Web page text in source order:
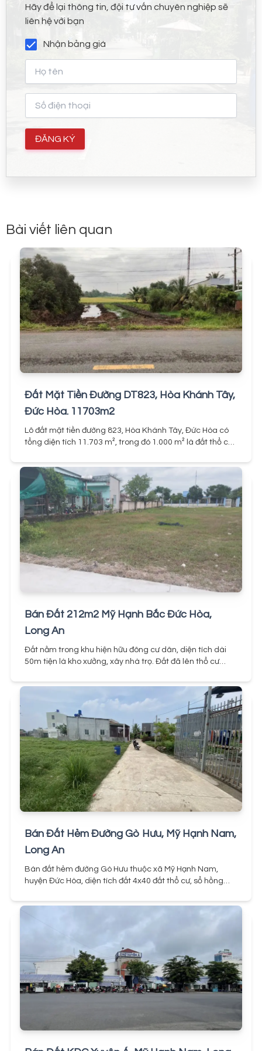
Hãy để lại thông tin, đội tư vấn chuyên nghiệp sẽ
liên hệ với bạn
Nhận bảng giá
Bài viết liên quan
Đất Mặt Tiền Đường DT823, Hòa Khánh Tây,
Đức Hòa. 11703m2
Lô đất mặt tiền đường 823, Hòa Khánh Tây, Đức Hòa có
tổng diện tích 11.703 m², trong đó 1.000 m² là đất thổ cư.
giáp khu dân cư, thuận lợi cho xây dựng, kinh doanh
hoặc đầu tư lâu dài.
Bán Đất 212m2 Mỹ Hạnh Bắc Đức Hòa,
Long An
Đất nằm trong khu hiện hữu đông cư dân, diện tích dài
50m tiện là kho xưởng, xây nhà trọ. Đất đã lên thổ cư
nhiều khu công nghiệp lớn như KCN Xuyên Á, KCN Đức
Thuận Long An, KCN Hai My ... Cách vài trăm mét là trục
đường chính DT 824, đây nơi có lưu lượng khu dân cư sinh
sống, buôn bán, kinh doanh đông nhất tại Long An.
Bán Đất Hẻm Đường Gò Hưu, Mỹ Hạnh Nam,
Long An
Bán đất hẻm đường Gò Hưu thuộc xã Mỹ Hạnh Nam,
huyện Đức Hòa, diện tích đất 4x40 đất thổ cư, sổ hồng
nhiều nhà dân xung quanh, tiện ích đang hình thành
Đất tiện xây nhà ở liền, kinh doanh
dãy trọ, chiều dài đất là lợi thế. Giá bán 1,25 tỷ, đường
Đã Bán